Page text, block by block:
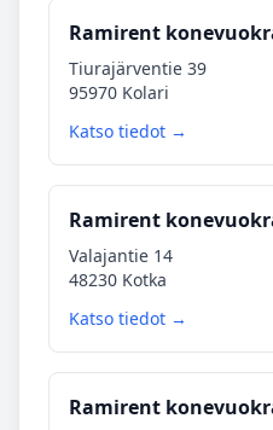
Ramirent
Tiurajärventie 39
95970 Kolari
Katso tiedot →
Ramirent
Valajantie 14
48230 Kotka
Katso tiedot →
Ramirent